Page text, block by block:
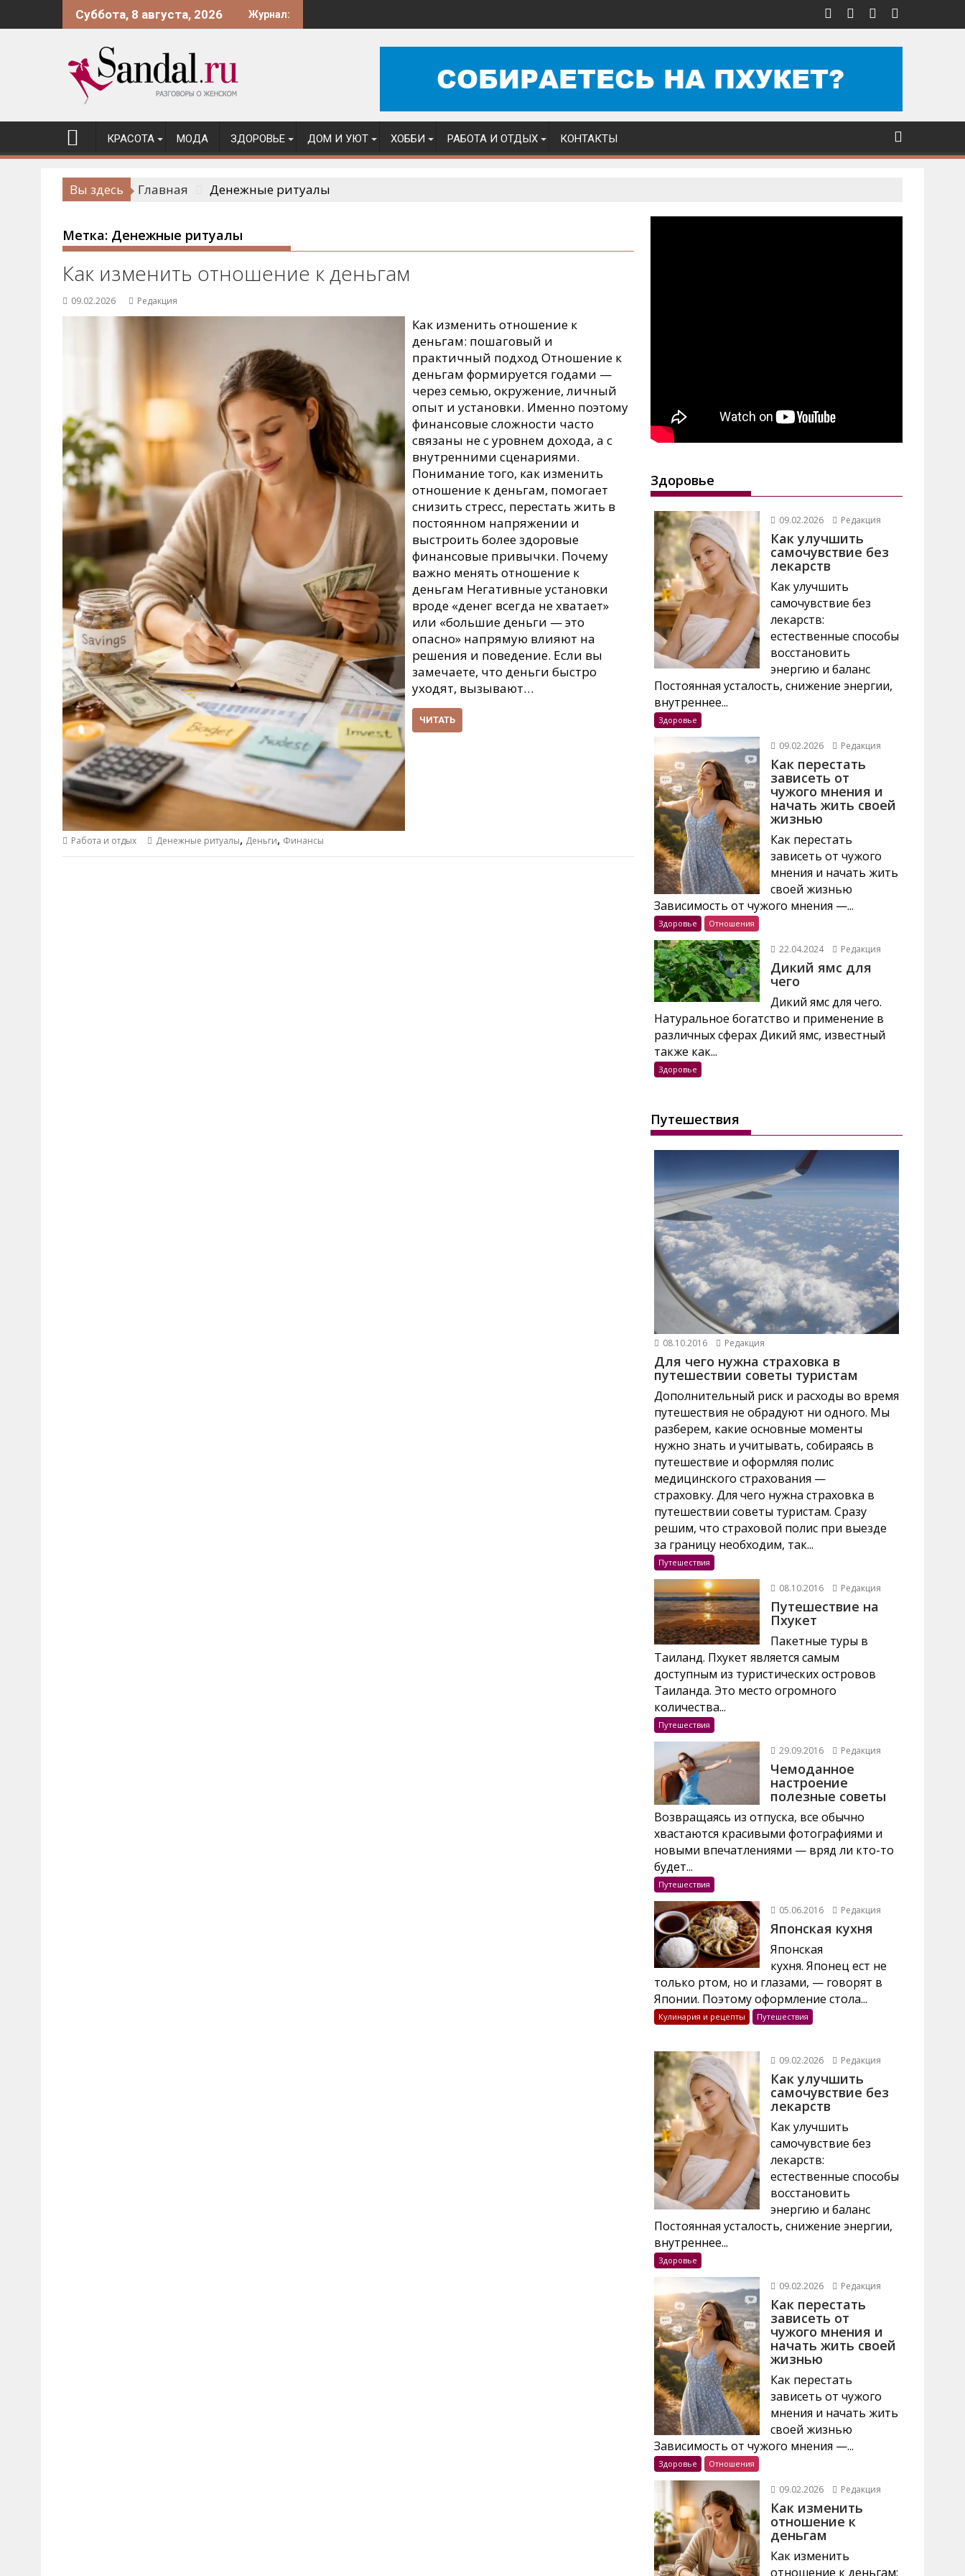
Суббота, 8 августа, 2026 Журнал:
КРАСОТА МОДА ЗДОРОВЬЕ ДОМ И УЮТ ХОББИ РАБОТА И ОТДЫХ КОНТАКТЫ
Вы здесь Главная Денежные ритуалы
Метка: Денежные ритуалы
Как изменить отношение к деньгам
09.02.2026 Редакция
Как изменить отношение к
деньгам: пошаговый и
практичный подход Отношение к
деньгам формируется годами —
через семью, окружение, личный
опыт и установки. Именно поэтому
финансовые сложности часто
связаны не с уровнем дохода, а с
внутренними сценариями.
Понимание того, как изменить
отношение к деньгам, помогает
снизить стресс, перестать жить в
постоянном напряжении и
выстроить более здоровые
финансовые привычки. Почему
важно менять отношение к
деньгам Негативные установки
вроде «денег всегда не хватает»
или «большие деньги — это
опасно» напрямую влияют на
решения и поведение. Если вы
замечаете, что деньги быстро
уходят, вызывают…
ЧИТАТЬ
Работа и отдых Денежные ритуалы, Деньги, Финансы
Здоровье
09.02.2026 Редакция
Как улучшить
самочувствие без
лекарств
Как улучшить
самочувствие без
лекарств:
естественные способы
восстановить
энергию и баланс
Постоянная усталость, снижение энергии,
внутреннее...
Здоровье
09.02.2026 Редакция
Как перестать
зависеть от
чужого мнения и
начать жить своей
жизнью
Как перестать
зависеть от чужого
мнения и начать жить
своей жизнью
Зависимость от чужого мнения —...
Здоровье Отношения
22.04.2024 Редакция
Дикий ямс для
чего
Дикий ямс для чего.
Натуральное богатство и применение в
различных сферах Дикий ямс, известный
также как...
Здоровье
Путешествия
08.10.2016 Редакция
Для чего нужна страховка в
путешествии советы туристам
Дополнительный риск и расходы во время
путешествия не обрадуют ни одного. Мы
разберем, какие основные моменты
нужно знать и учитывать, собираясь в
путешествие и оформляя полис
медицинского страхования —
страховку. Для чего нужна страховка в
путешествии советы туристам. Сразу
решим, что страховой полис при выезде
за границу необходим, так...
Путешествия
08.10.2016 Редакция
Путешествие на
Пхукет
Пакетные туры в
Таиланд. Пхукет является самым
доступным из туристических островов
Таиланда. Это место огромного
количества...
Путешествия
29.09.2016 Редакция
Чемоданное
настроение
полезные советы
Возвращаясь из отпуска, все обычно
хвастаются красивыми фотографиями и
новыми впечатлениями — вряд ли кто-то
будет...
Путешествия
05.06.2016 Редакция
Японская кухня
Японская
кухня. Японец ест не
только ртом, но и глазами, — говорят в
Японии. Поэтому оформление стола...
Кулинария и рецепты Путешествия
09.02.2026 Редакция
Как улучшить
самочувствие без
лекарств
Как улучшить
самочувствие без
лекарств:
естественные способы
восстановить
энергию и баланс
Постоянная усталость, снижение энергии,
внутреннее...
Здоровье
09.02.2026 Редакция
Как перестать
зависеть от
чужого мнения и
начать жить своей
жизнью
Как перестать
зависеть от чужого
мнения и начать жить
своей жизнью
Зависимость от чужого мнения —...
Здоровье Отношения
09.02.2026 Редакция
Как изменить
отношение к
деньгам
Как изменить
отношение к деньгам: